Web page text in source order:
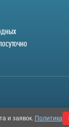
и заявок. Политика